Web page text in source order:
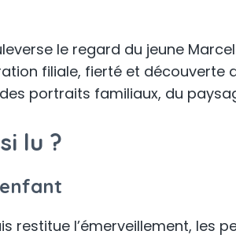
le regard du jeune
filiale, fierté et découverte
portraits familiaux, du
lu ?
restitue l’émerveillement, les